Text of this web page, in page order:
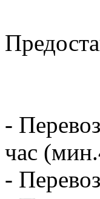
-
час
-